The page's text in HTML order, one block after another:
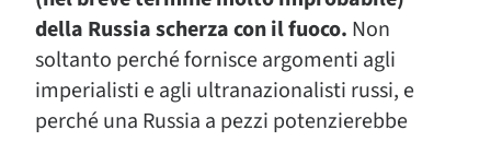
della Russia scherza con il fuoco. Non
soltanto perché fornisce argomenti agli
imperialisti e agli ultranazionalisti russi, e
perché una Russia a pezzi potenzierebbe